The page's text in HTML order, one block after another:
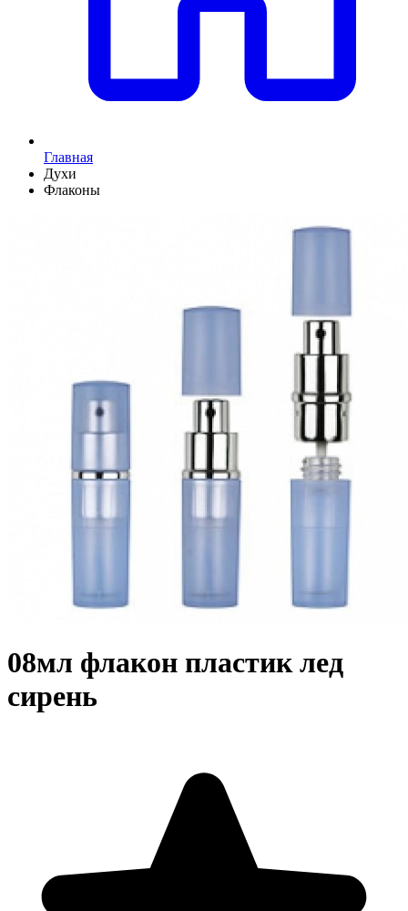
Главная
Духи
Флаконы
08мл флакон пластик лед
сирень